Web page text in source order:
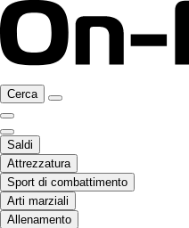
Cerca
Saldi
Attrezzatura
Sport di combattimento
Arti marziali
Allenamento